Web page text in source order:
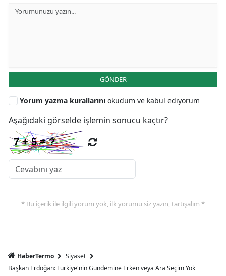
GÖNDER
Yorum yazma kurallarını okudum ve kabul ediyorum
Aşağıdaki görselde işlemin sonucu kaçtır?
* Bu içerik ile ilgili yorum yok, ilk yorumu siz yazın, tartışalım *
HaberTermo
Siyaset
Başkan Erdoğan: Türkiye'nin Gündemine Erken veya Ara Seçim Yok